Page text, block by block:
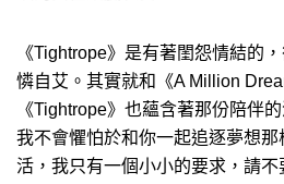
《Tightrope》是有著閨怨情結的
憐自艾。其實就和《A Million
《Tightrope》也蘊含著那份陪伴
我不會懼怕於和你一起追逐夢想
活，我只有一個小小的要求，請